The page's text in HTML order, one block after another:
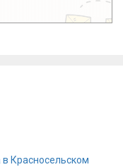
Красносельском